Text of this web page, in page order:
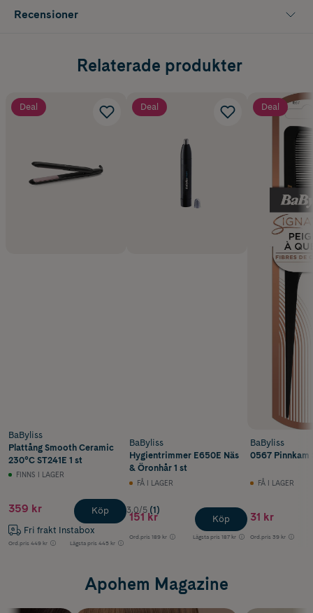
Recensioner
Relaterade produkter
Deal
BaByliss
Plattång Smooth Ceramic
230°C ST241E 1 st
FINNS I LAGER
359 kr
Fri frakt Instabox
Ord.pris 449 kr Lägsta pris 445 kr
Köp
Deal
BaByliss
Hygientrimmer E650E Näs
& Öronhår 1 st
FÅ I LAGER
3.0/5 (1)
151 kr
Ord.pris 189 kr Lägsta pris 187 kr
Köp
Deal
BaByliss
0567 Pinnkam
FÅ I LAGER
31 kr
Ord.pris 39 kr
Apohem Magazine